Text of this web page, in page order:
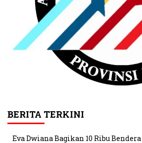
BERITA TERKINI
Eva Dwiana Bagikan 10 Ribu